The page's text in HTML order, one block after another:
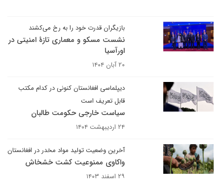
بازیگران قدرت خود را به رخ می‌کشند
نشست مسکو و معماری تازهٔ امنیتی در
اورآسیا
۲۰ آبان ۱۴۰۴
دیپلماسی افغانستان کنونی در کدام مکتب
قابل تعریف است
سیاست خارجی حکومت طالبان
۲۴ اردیبهشت ۱۴۰۴
آخرین وضعیت تولید مواد مخدر در افغانستان
واکاوی ممنوعیت کشت خشخاش
۲۹ اسفند ۱۴۰۳